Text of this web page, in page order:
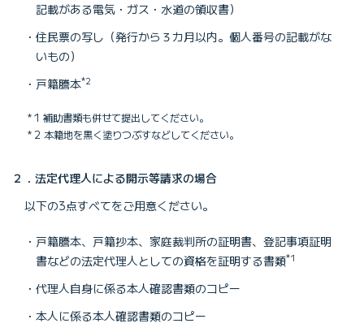
記載がある電気・ガス・水道の領収書）
住民票の写し（発行から３カ月以内。個人番号の記載がな
いもの）
戸籍謄本*2
1 補助書類も併せて提出してください。
2 本籍地を黒く塗りつぶすなどしてください。
２．法定代理人による開示等請求の場合
以下の3点すべてをご用意ください。
戸籍謄本、戸籍抄本、家庭裁判所の証明書、登記事項証明
書などの法定代理人としての資格を証明する書類*1
代理人自身に係る本人確認書類のコピー
本人に係る本人確認書類のコピー